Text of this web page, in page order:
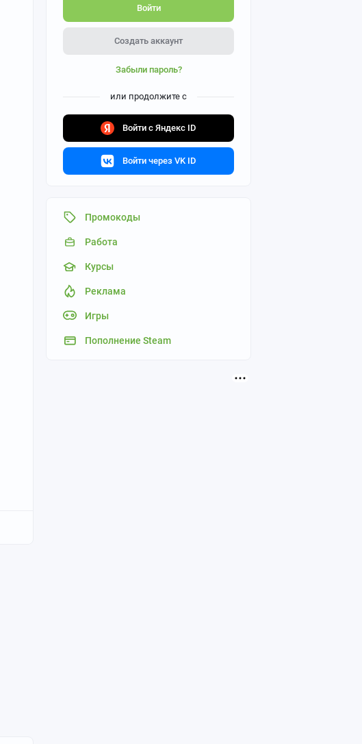
Войти
Создать аккаунт
Забыли пароль?
или продолжите с
Войти с Яндекс ID
Войти через VK ID
Промокоды
Работа
Курсы
Реклама
Игры
Пополнение Steam